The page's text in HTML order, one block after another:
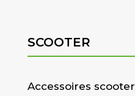
SCOOTER
Accessoires scooter